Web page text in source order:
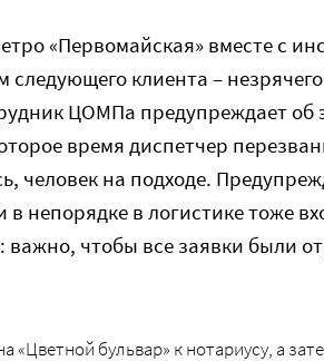
«Первомайская» вместе с
клиента –
ЦОМПа предупреждает об
время диспетчер
человек на подходе.
непорядке в логистике тоже
важно, чтобы все заявки были
«Цветной бульвар» к нотариусу, а